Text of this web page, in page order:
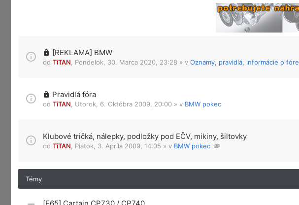
[REKLAMA] BMW
od TiTAN Pondelok, 30. Marca 2020, 23:28 » v Oznamy, pravidlá, informácie o fóre
Pravidlá fóra
od TiTAN Utorok, 6. Októbra 2009, 20:00 » v BMW pokec
Klubové tričká, nálepky, podložky pod EČV, mikiny, šiltovky
od TiTAN Piatok, 3. Apríla 2009, 14:05 » v BMW pokec
Témy